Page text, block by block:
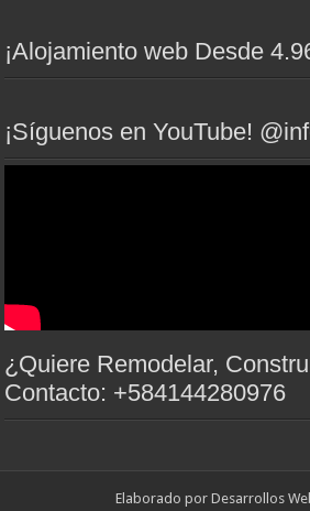
¡Alojamiento web Desde
¡Síguenos en YouTube!
¿Quiere Remodelar,
Contacto: +584144280976
Elaborado por Desarrollos